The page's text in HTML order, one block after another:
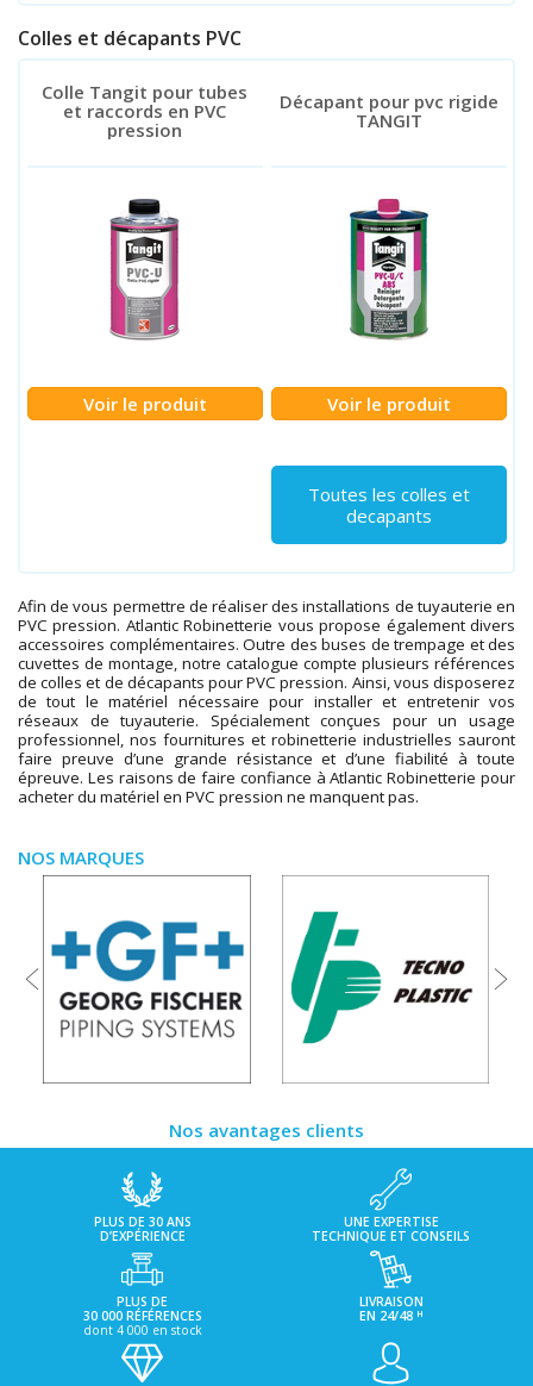
Colles et décapants PVC
Colle Tangit pour tubes
et raccords en PVC
pression
Voir le produit
Décapant pour pvc rigide
TANGIT
Voir le produit
Toutes les colles et
decapants
Afin de vous permettre de réaliser des installations de tuyauterie en
PVC pression. Atlantic Robinetterie vous propose également divers
accessoires complémentaires. Outre des buses de trempage et des
cuvettes de montage, notre catalogue compte plusieurs références
de colles et de décapants pour PVC pression. Ainsi, vous disposerez
de tout le matériel nécessaire pour installer et entretenir vos
réseaux de tuyauterie. Spécialement conçues pour un usage
professionnel, nos fournitures et robinetterie industrielles sauront
faire preuve d’une grande résistance et d’une fiabilité à toute
épreuve. Les raisons de faire confiance à Atlantic Robinetterie pour
acheter du matériel en PVC pression ne manquent pas.
NOS MARQUES
Nos avantages clients
PLUS DE 30 ANS
D’EXPÉRIENCE
UNE EXPERTISE
TECHNIQUE ET CONSEILS
PLUS DE
30 000 RÉFÉRENCES
dont 4 000 en stock
LIVRAISON
EN 24/48 H